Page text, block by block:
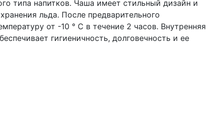
типа напитков. Чаша имеет стильный дизайн и
льда. После предварительного
от -10 ° C в течение 2 часов. Внутренняя
гигиеничность, долговечность и ее